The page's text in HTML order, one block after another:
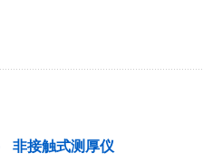
非接触式测厚仪